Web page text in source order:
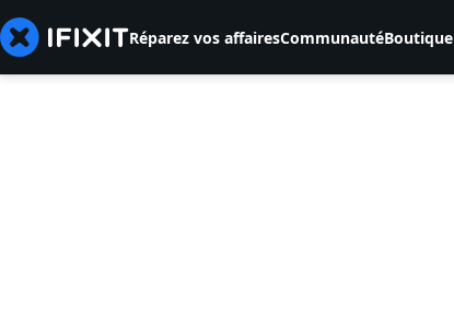
Réparez vos affairesCommunautéBoutique